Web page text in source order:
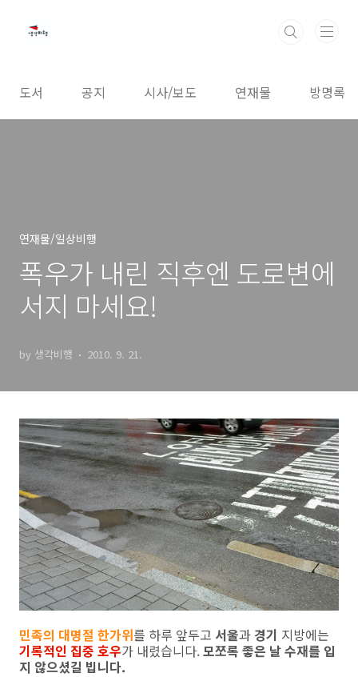
도서 공지 시사/보도 연재물 방명록
연재물/일상비행
폭우가 내린 직후엔 도로변에
서지 마세요!
by 생각비행 2010. 9. 21.
민족의 대명절 한가위를 하루 앞두고 서울과 경기 지방에는
기록적인 집중 호우가 내렸습니다.모쪼록 좋은 날 수재를 입
지 않으셨길 빕니다.